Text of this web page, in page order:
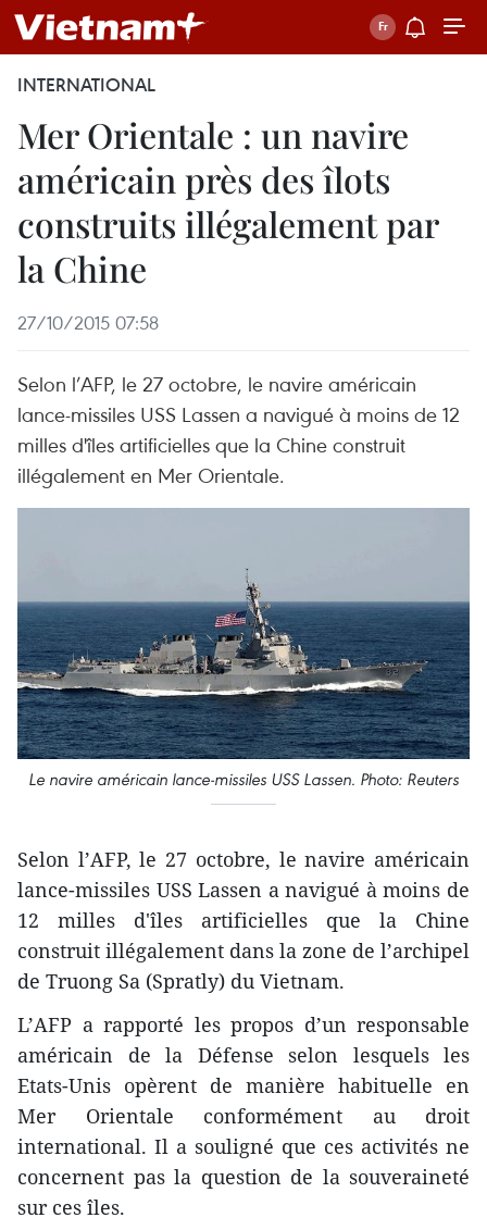
INTERNATIONAL
Mer Orientale : un navire
américain près des îlots
construits illégalement par
la Chine
27/10/2015 07:58
Selon l’AFP, le 27 octobre, le navire américain
lance-missiles USS Lassen a navigué à moins de 12
milles d'îles artificielles que la Chine construit
illégalement en Mer Orientale.
Le navire américain lance-missiles USS Lassen. Photo: Reuters
Selon l’AFP, le 27 octobre, le navire américain
lance-missiles USS Lassen a navigué à moins de
12 milles d'îles artificielles que la Chine
construit illégalement dans la zone de l’archipel
de Truong Sa (Spratly) du Vietnam.
L’AFP a rapporté les propos d’un responsable
américain de la Défense selon lesquels les
Etats-Unis opèrent de manière habituelle en
Mer Orientale conformément au droit
international. Il a souligné que ces activités ne
concernent pas la question de la souveraineté
sur ces îles.